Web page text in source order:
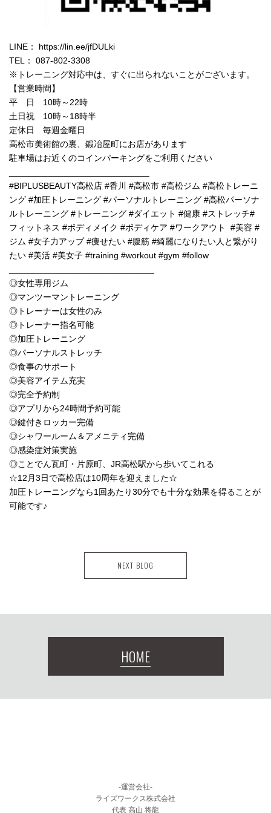
LINE： https://lin.ee/jfDULki
TEL： 087-802-3308
※トレーニング対応中は、すぐに出られないことがございます。
【営業時間】
平 日 10時～22時
土日祝 10時～18時半
定休日 毎週金曜日
高松市美術館の裏、鍛冶屋町にお店があります
駐車場はお近くのコインパーキングをご利用ください
#BIPLUSBEAUTY高松店 #香川 #高松市 #高松ジム #高松トレーニ
ング #加圧トレーニング #パーソナルトレーニング #高松パーソナ
ルトレーニング #トレーニング #ダイエット #健康 #ストレッチ#
フィットネス #ボディメイク #ボディケア #ワークアウト #美容 #
ジム #女子力アップ #痩せたい #腹筋 #綺麗になりたい人と繋がり
たい #美活 #美女子 #training #workout #gym #follow
◎女性専用ジム
◎マンツーマントレーニング
◎トレーナーは女性のみ
◎トレーナー指名可能
◎加圧トレーニング
◎パーソナルストレッチ
◎食事のサポート
◎美容アイテム充実
◎完全予約制
◎アプリから24時間予約可能
◎鍵付きロッカー完備
◎シャワールーム＆アメニティ完備
◎感染症対策実施
◎ことでん瓦町・片原町、JR高松駅から歩いてこれる
☆12月3日で高松店は10周年を迎えました☆
加圧トレーニングなら1回あたり30分でも十分な効果を得ることが
可能です♪
NEXT BLOG
HOME
-運営会社-
ライズワークス株式会社
代表 高山 将龍